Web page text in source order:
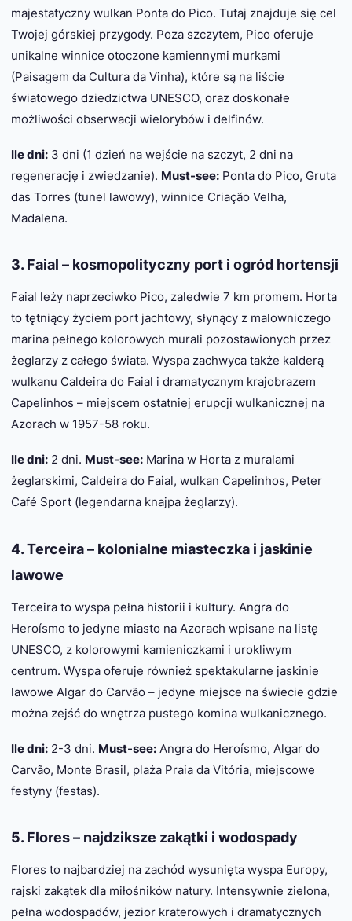
majestatyczny wulkan Ponta do Pico. Tutaj znajduje się cel
Twojej górskiej przygody. Poza szczytem, Pico oferuje
unikalne winnice otoczone kamiennymi murkami
(Paisagem da Cultura da Vinha), które są na liście
światowego dziedzictwa UNESCO, oraz doskonałe
możliwości obserwacji wielorybów i delfinów.
Ile dni: 3 dni (1 dzień na wejście na szczyt, 2 dni na
regenerację i zwiedzanie). Must-see: Ponta do Pico, Gruta
das Torres (tunel lawowy), winnice Criação Velha,
Madalena.
3. Faial – kosmopolityczny port i ogród hortensji
Faial leży naprzeciwko Pico, zaledwie 7 km promem. Horta
to tętniący życiem port jachtowy, słynący z malowniczego
marina pełnego kolorowych murali pozostawionych przez
żeglarzy z całego świata. Wyspa zachwyca także kalderą
wulkanu Caldeira do Faial i dramatycznym krajobrazem
Capelinhos – miejscem ostatniej erupcji wulkanicznej na
Azorach w 1957-58 roku.
Ile dni: 2 dni. Must-see: Marina w Horta z muralami
żeglarskimi, Caldeira do Faial, wulkan Capelinhos, Peter
Café Sport (legendarna knajpa żeglarzy).
4. Terceira – kolonialne miasteczka i jaskinie
lawowe
Terceira to wyspa pełna historii i kultury. Angra do
Heroísmo to jedyne miasto na Azorach wpisane na listę
UNESCO, z kolorowymi kamieniczkami i urokliwym
centrum. Wyspa oferuje również spektakularne jaskinie
lawowe Algar do Carvão – jedyne miejsce na świecie gdzie
można zejść do wnętrza pustego komina wulkanicznego.
Ile dni: 2-3 dni. Must-see: Angra do Heroísmo, Algar do
Carvão, Monte Brasil, plaża Praia da Vitória, miejscowe
festyny (festas).
5. Flores – najdziksze zakątki i wodospady
Flores to najbardziej na zachód wysunięta wyspa Europy,
rajski zakątek dla miłośników natury. Intensywnie zielona,
pełna wodospadów, jezior kraterowych i dramatycznych